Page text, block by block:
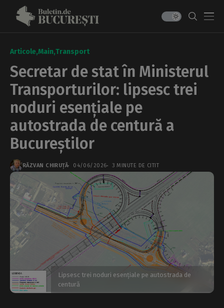
Articole Main Transport
Secretar de stat în Ministerul
Transporturilor: lipsesc trei
noduri esențiale pe
autostrada de centură a
Bucureștilor
RĂZVAN CHIRUȚĂ 04/06/2026 3 MINUTE DE CITIT
Lipsesc trei noduri esențiale pe autostrada de
centură